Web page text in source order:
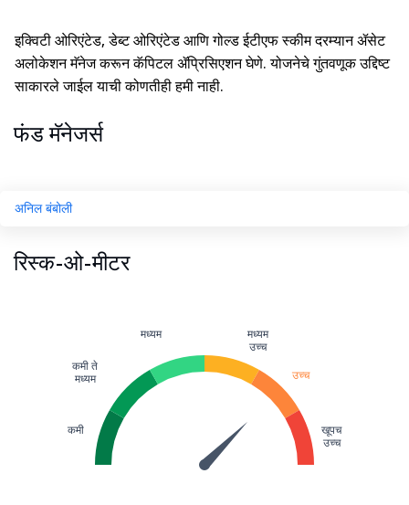
इक्विटी ओरिएंटेड, डेब्ट ओरिएंटेड आणि गोल्ड ईटीएफ स्कीम दरम्यान ॲसेट
अलोकेशन मॅनेज करून कॅपिटल ॲप्रिसिएशन घेणे. योजनेचे गुंतवणूक उद्दिष्ट
साकारले जाईल याची कोणतीही हमी नाही.
फंड मॅनेजर्स
अनिल बंबोली
रिस्क-ओ-मीटर
कमी
कमी ते
मध्यम
मध्यम
मध्यम
उच्च
उच्च
खूपच
उच्च